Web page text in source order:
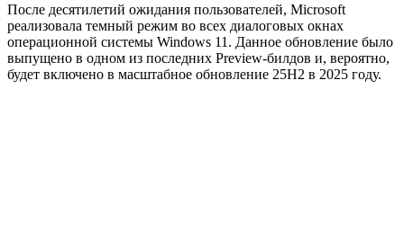
После десятилетий ожидания пользователей, Microsoft
реализовала темный режим во всех диалоговых окнах
операционной системы Windows 11. Данное обновление было
выпущено в одном из последних Preview-билдов и, вероятно,
будет включено в масштабное обновление 25H2 в 2025 году.